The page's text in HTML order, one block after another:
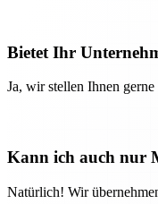
Bietet Ihr
Ja, wir stellen Ihnen
Kann ich auch nur
Natürlich! Wir